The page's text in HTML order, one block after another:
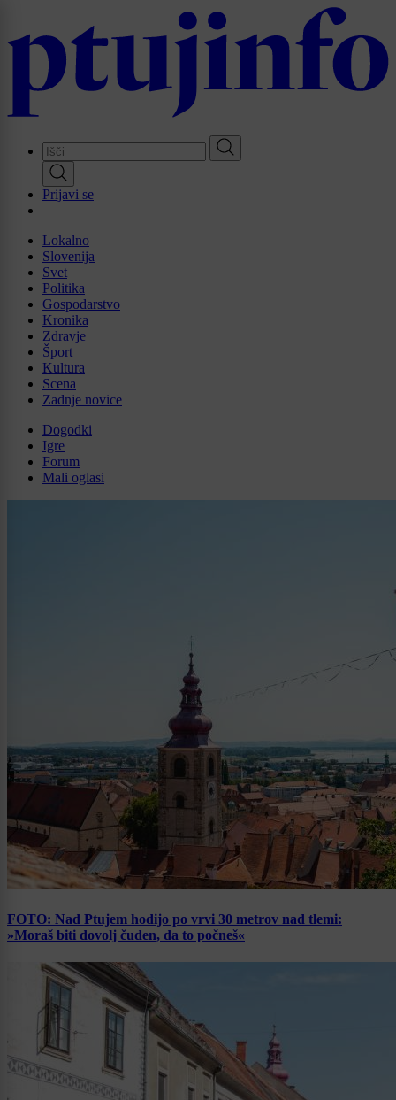
main
Prijavi se
Lokalno
Slovenija
Svet
Politika
Gospodarstvo
Kronika
Zdravje
Šport
Kultura
Scena
Zadnje novice
Dogodki
Igre
Forum
Mali oglasi
FOTO: Nad Ptujem hodijo po vrvi 30 metrov nad tlemi:
»Moraš biti dovolj čuden, da to počneš«